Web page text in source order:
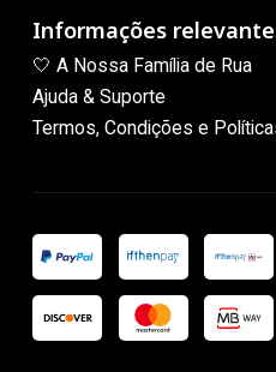
Informações
🤍 A Nossa Família de Rua
Ajuda & Suporte
Termos, Condições e